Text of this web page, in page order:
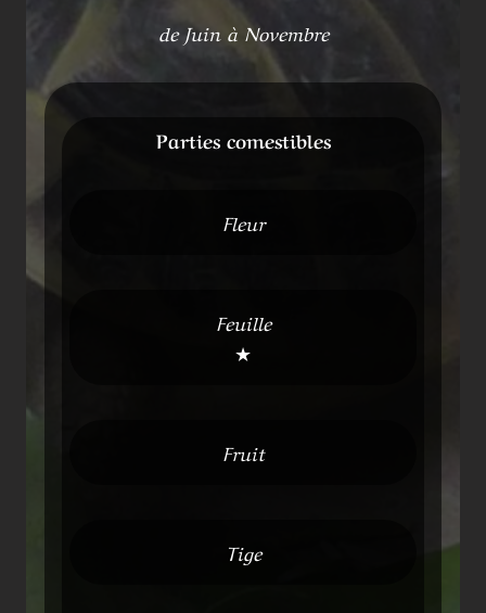
de Juin à Novembre
Parties comestibles
Fleur
Feuille
★
Fruit
Tige